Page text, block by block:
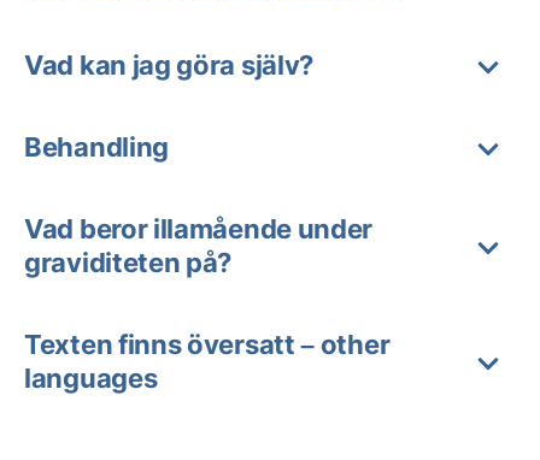
Vad kan jag göra själv?
Behandling
Vad beror illamående under
graviditeten på?
Texten finns översatt – other
languages